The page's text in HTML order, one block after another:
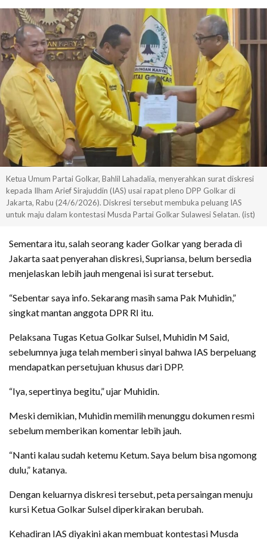
Ketua Umum Partai Golkar, Bahlil Lahadalia, menyerahkan surat diskresi
kepada Ilham Arief Sirajuddin (IAS) usai rapat pleno DPP Golkar di
Jakarta, Rabu (24/6/2026). Diskresi tersebut membuka peluang IAS
untuk maju dalam kontestasi Musda Partai Golkar Sulawesi Selatan. (ist)
Sementara itu, salah seorang kader Golkar yang berada di
Jakarta saat penyerahan diskresi, Supriansa, belum bersedia
menjelaskan lebih jauh mengenai isi surat tersebut.
“Sebentar saya info. Sekarang masih sama Pak Muhidin,”
singkat mantan anggota DPR RI itu.
Pelaksana Tugas Ketua Golkar Sulsel, Muhidin M Said,
sebelumnya juga telah memberi sinyal bahwa IAS berpeluang
mendapatkan persetujuan khusus dari DPP.
“Iya, sepertinya begitu,” ujar Muhidin.
Meski demikian, Muhidin memilih menunggu dokumen resmi
sebelum memberikan komentar lebih jauh.
“Nanti kalau sudah ketemu Ketum. Saya belum bisa ngomong
dulu,” katanya.
Dengan keluarnya diskresi tersebut, peta persaingan menuju
kursi Ketua Golkar Sulsel diperkirakan berubah.
Kehadiran IAS diyakini akan membuat kontestasi Musda